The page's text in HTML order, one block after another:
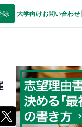
録 大学向けお問い合わせ